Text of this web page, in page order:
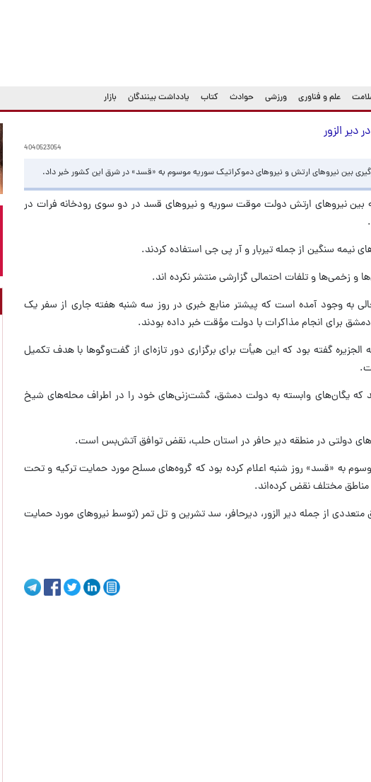
علم و فناوری ورزشی حوادث کتاب یادداشت بینندگان بازار
الزور
4040523054
بین نیروهای ارتش و نیروهای دموکراتیک سوریه موسوم به «قسد» در شرق این کشور خبر داد.
بین نیروهای ارتش دولت موقت سوریه و نیروهای قسد در دو سوی رودخانه فرات در
سنگین از جمله تیربار و آر پی جی استفاده کردند.
و زخمی‌ها و تلفات احتمالی گزارشی منتشر نکرده اند.
به وجود آمده است که پیشتر منابع خبری در روز سه شنبه هفته جاری از سفر یک
برای انجام مذاکرات با دولت مؤقت خبر داده بودند.
گفته بود که این هیأت برای برگزاری دور تازه‌ای از گفت‌وگوها با هدف تکمیل
که یگان‌های وابسته به دولت دمشق، گشت‌زنی‌های خود را در اطراف محله‌های شیخ
دولتی در منطقه دیر حافر در استان حلب، نقض توافق آتش‌بس است.
به «قسد» روز شنبه اعلام کرده بود که گروه‌های مسلح مورد حمایت ترکیه و تحت
مختلف نقض کرده‌اند.
از جمله دیر الزور، دیرحافر، سد تشرین و تل تمر (توسط نیروهای مورد حمایت